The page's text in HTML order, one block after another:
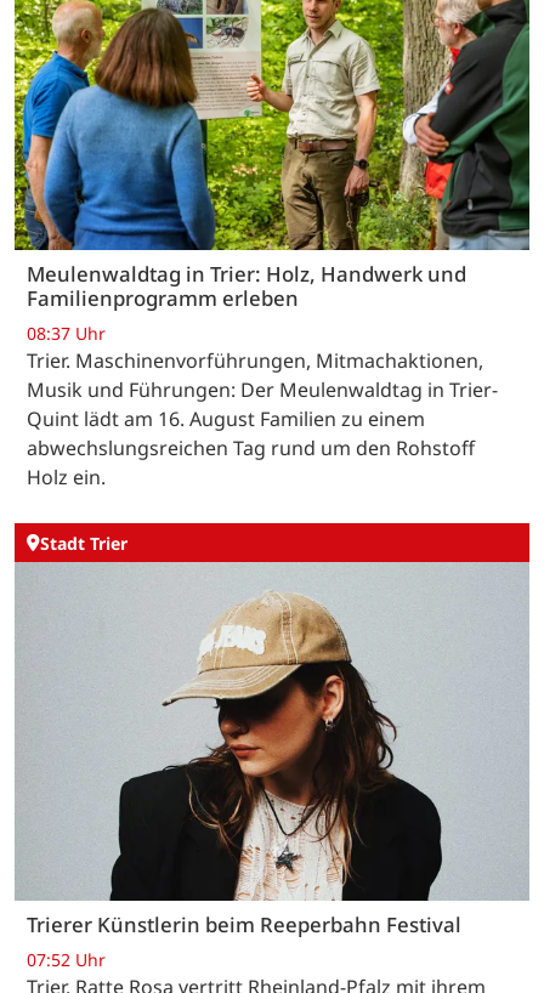
Meulenwaldtag in Trier: Holz, Handwerk und
Familienprogramm erleben
08:37 Uhr
Trier. Maschinenvorführungen, Mitmachaktionen,
Musik und Führungen: Der Meulenwaldtag in Trier-
Quint lädt am 16. August Familien zu einem
abwechslungsreichen Tag rund um den Rohstoff
Holz ein.
Stadt Trier
Trierer Künstlerin beim Reeperbahn Festival
07:52 Uhr
Trier. Ratte Rosa vertritt Rheinland-Pfalz mit ihrem